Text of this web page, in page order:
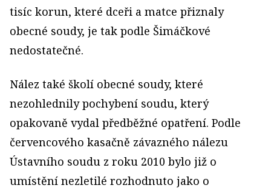
tisíc korun, které dceři a matce přiznaly
obecné soudy, je tak podle Šimáčkové
nedostatečné.
Nález také školí obecné soudy, které
nezohlednily pochybení soudu, který
opakovaně vydal předběžné opatření. Podle
červencového kasačně závazného nálezu
Ústavního soudu z roku 2010 bylo již o
umístění nezletilé rozhodnuto jako o